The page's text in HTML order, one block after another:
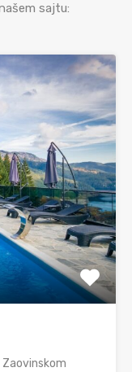
sajtu:
Zaovinskom